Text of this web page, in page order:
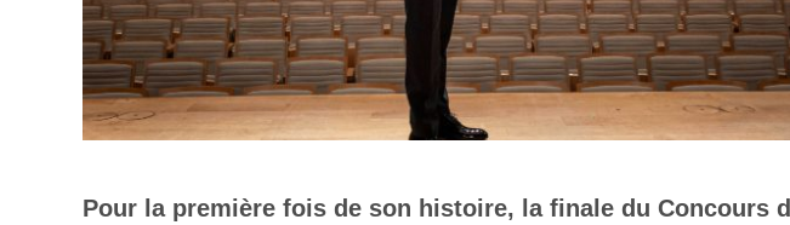
Pour la première fois de son histoire, la finale du Concours